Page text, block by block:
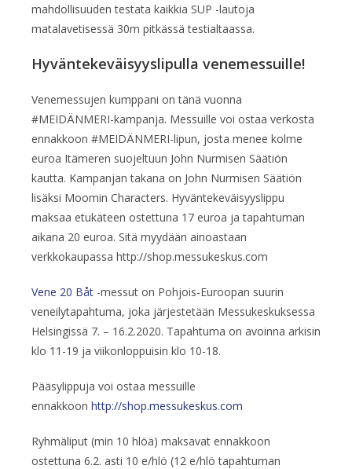
mahdollisuuden testata kaikkia SUP -lautoja
matalavetisessä 30m pitkässä testialtaassa.
Hyväntekeväisyyslipulla venemessuille!
Venemessujen kumppani on tänä vuonna
#MEIDÄNMERI-kampanja. Messuille voi ostaa verkosta
ennakkoon #MEIDÄNMERI-lipun, josta menee kolme
euroa Itämeren suojeltuun John Nurmisen Säätiön
kautta. Kampanjan takana on John Nurmisen Säätiön
lisäksi Moomin Characters. Hyväntekeväisyyslippu
maksaa etukäteen ostettuna 17 euroa ja tapahtuman
aikana 20 euroa. Sitä myydään ainoastaan
verkkokaupassa http://shop.messukeskus.com
Vene 20 Båt -messut on Pohjois-Euroopan suurin
veneilytapahtuma, joka järjestetään Messukeskuksessa
Helsingissä 7. – 16.2.2020. Tapahtuma on avoinna arkisin
klo 11-19 ja viikonloppuisin klo 10-18.
Pääsylippuja voi ostaa messuille
ennakkoon http://shop.messukeskus.com
Ryhmäliput (min 10 hlöä) maksavat ennakkoon
ostettuna 6.2. asti 10 e/hlö (12 e/hlö tapahtuman